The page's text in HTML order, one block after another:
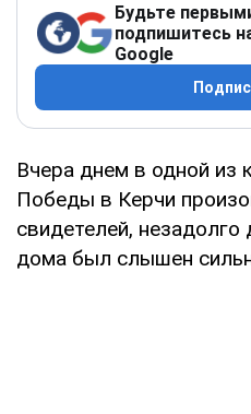
Будьте
подпишитесь
Google
Вчера днем в одной из
Победы в Керчи
свидетелей,
дома был слышен